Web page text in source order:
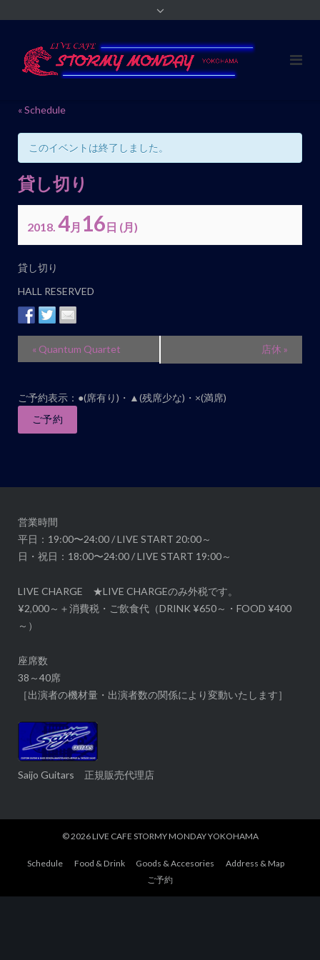
« Schedule
このイベントは終了しました。
貸し切り
2018. 4月 16日 (月)
イ
ト
ナ
ビ
ー
ョ
貸し切り
HALL RESERVED
ベ
ト
ョ
ン
« Quantum Quartet 店休 »
ご予約表示：●(席有り)・▲(残席少な)・×(満席)
ご予約
営業時間
平日：19:00〜24:00 / LIVE START 20:00～
日・祝日：18:00〜24:00 / LIVE START 19:00～
LIVE CHARGE ★LIVE CHARGEのみ外税です。
¥2,000～＋消費税・ご飲食代（DRINK ¥650～・FOOD ¥400
～）
座席数
38～40席
［出演者の機材量・出演者数の関係により変動いたします］
Saijo Guitars 正規販売代理店
© 2026LIVE CAFE STORMY MONDAY YOKOHAMA
Schedule Food & Drink Goods & Accesories
Address & Map
ご予約